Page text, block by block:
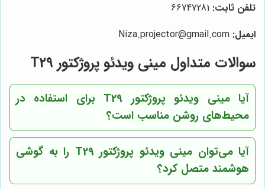
تلفن ثابت:
ایمیل:
سوالات متداول مینی ویدئو پروژکتور T29
آیا مینی ویدئو پروژکتور T29 برای استفاده در
محیط‌های روشن مناسب است؟
آیا می‌توان مینی ویدئو پروژکتور T29 را به گوشی
هوشمند متصل کرد؟